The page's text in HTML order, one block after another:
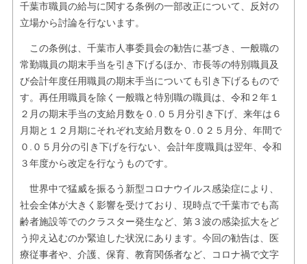
千葉市職員の給与に関する条例の一部改正について、反対の
立場から討論を行ないます。
この条例は、千葉市人事委員会の勧告に基づき、一般職の
常勤職員の期末手当を引き下げるほか、市長等の特別職員及
び会計年度任用職員の期末手当についても引き下げるもので
す。再任用職員を除く一般職と特別職の職員は、令和２年１
２月の期末手当の支給月数を０.０５月分引き下げ、来年は６
月期と１２月期にそれぞれ支給月数を０.０２５月分、年間で
０.０５月分の引き下げを行ない、会計年度職員は翌年、令和
３年度から改定を行なうものです。
世界中で猛威を振るう新型コロナウイルス感染症により、
社会全体が大きく影響を受けており、現時点で千葉市でも高
齢者施設等でのクラスター発生など、第３波の感染拡大をど
う抑え込むのか緊迫した状況にあります。今回の勧告は、医
療従事者や、介護、保育、教育関係者など、コロナ禍で文字